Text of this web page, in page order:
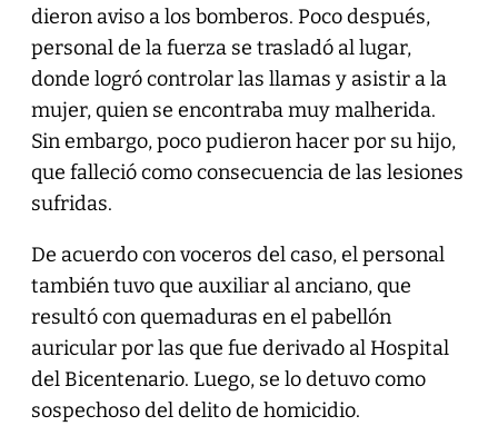
dieron aviso a los bomberos. Poco después,
personal de la fuerza se trasladó al lugar,
donde logró controlar las llamas y asistir a la
mujer, quien se encontraba muy malherida.
Sin embargo, poco pudieron hacer por su hijo,
que falleció como consecuencia de las lesiones
sufridas.
De acuerdo con voceros del caso, el personal
también tuvo que auxiliar al anciano, que
resultó con quemaduras en el pabellón
auricular por las que fue derivado al Hospital
del Bicentenario. Luego, se lo detuvo como
sospechoso del delito de homicidio.